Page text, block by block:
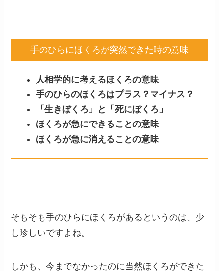
手のひらにほくろが突然できた時の意味
人相学的に考えるほくろの意味
手のひらのほくろはプラス？マイナス？
「生きぼくろ」と「死にぼくろ」
ほくろが急にできることの意味
ほくろが急に消えることの意味
そもそも手のひらにほくろがあるというのは、少
し珍しいですよね。
しかも、今までなかったのに当然ほくろができた